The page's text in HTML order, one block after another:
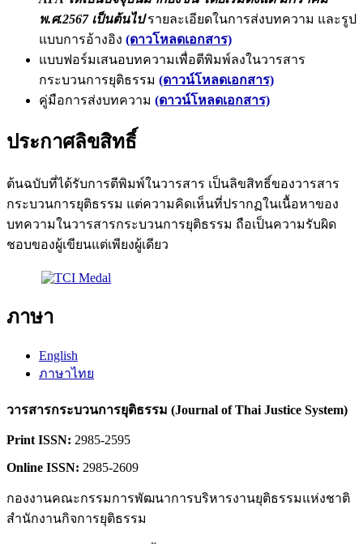
พ.ศ.2567 เป็นต้นไปรายละเอียดในการส่งบทความ และรูป
แบบการอ้างอิง (ดาวโหลดเอกสาร)
แบบฟอร์มเสนอบทความเพื่อตีพิมพ์ลงในวารสาร
กระบวนการยุติธรรม (ดาวน์โหลดเอกสาร)
คู่มือการส่งบทความ (ดาวน์โหลดเอกสาร)
ประกาศลิขสิทธิ์
ต้นฉบับที่ได้รับการตีพิมพ์ในวารสาร เป็นลิขสิทธิ์ของวารสาร
กระบวนการยุติธรรม แต่ความคิดเห็นที่ปรากฏในเนื้อหาของ
บทความในวารสารกระบวนการยุติธรรม ถือเป็นความรับผิด
ชอบของผู้เขียนแต่เพียงผู้เดียว
ภาษา
English
ภาษาไทย
วารสารกระบวนการยุติธรรม (Journal of Thai Justice System)
Print ISSN: 2985-2595
Online ISSN: 2985-2609
กองงานคณะกรรมการพัฒนาการบริหารงานยุติธรรมแห่งชาติ
สำนักงานกิจการยุติธรรม